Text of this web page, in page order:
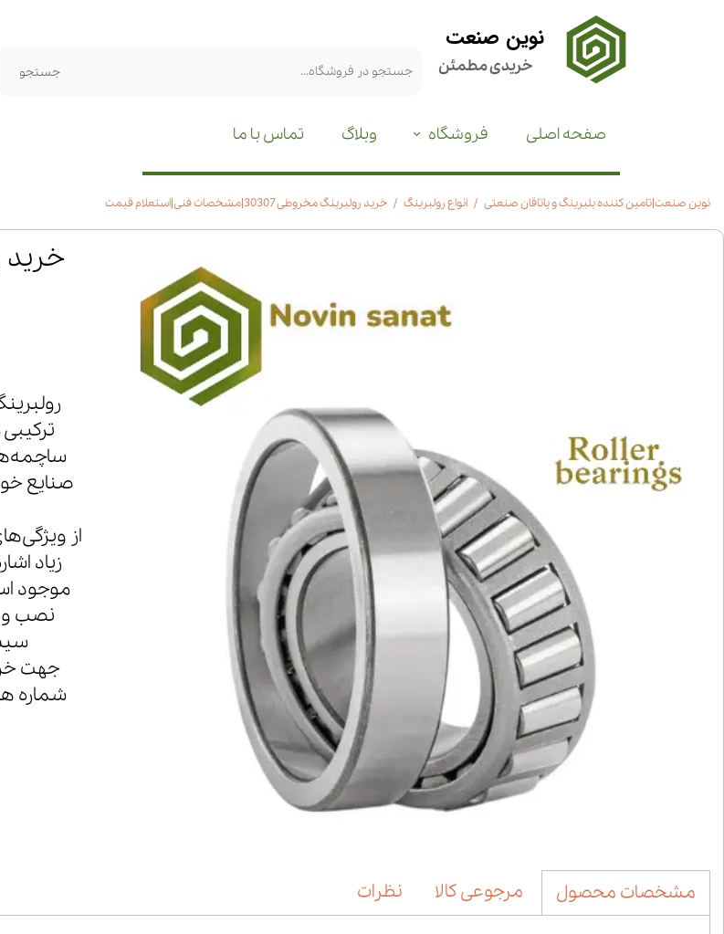
نوین صنعت
خریدی مطمئن جستجو
صفحه اصلی فروشگاه وبلاگ تماس با ما
نوین صنعت|تامین کننده بلبرینگ و یاتاقان صنعتی انواع رولبرینگ خرید رولبرینگ مخروطی 30307|مشخصات فنی|استعلام قیمت
صنایع
از
زیاد
موجود
نصب و
جهت
شماره
مشخصات محصول مرجوعی کالا نظرات